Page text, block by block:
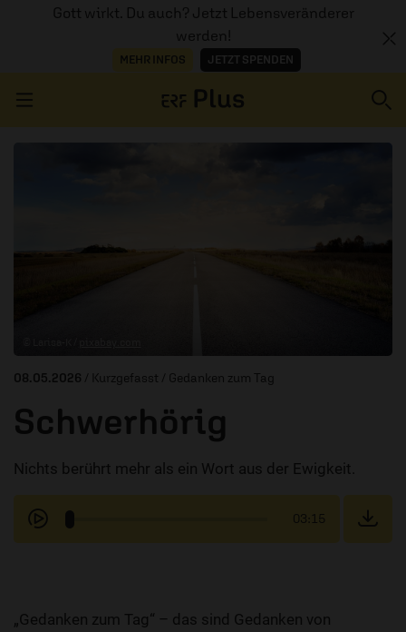
Gott wirkt. Du auch? Jetzt Lebensveränderer
werden!
MEHR INFOS JETZT SPENDEN
AUDIOTHEK
08.05.2026 / Kurzgefasst / Gedanken zum Tag
Schwerhörig
Nichts berührt mehr als ein Wort aus der Ewigkeit.
03:15
„Gedanken zum Tag“ – das sind Gedanken von